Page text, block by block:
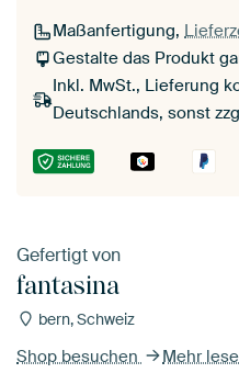
Maßanfertigung,
Gestalte das Produkt
Inkl. MwSt., Lieferung
Deutschlands, sonst
Gefertigt von
fantasina
bern, Schweiz
Shop besuchen Mehr